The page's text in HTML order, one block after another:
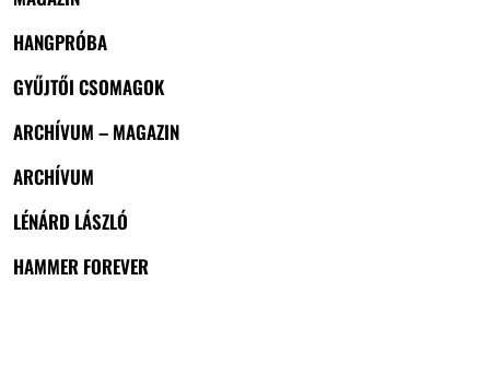
HANGPRÓBA
GYŰJTŐI CSOMAGOK
ARCHÍVUM – MAGAZIN
ARCHÍVUM
LÉNÁRD LÁSZLÓ
HAMMER FOREVER